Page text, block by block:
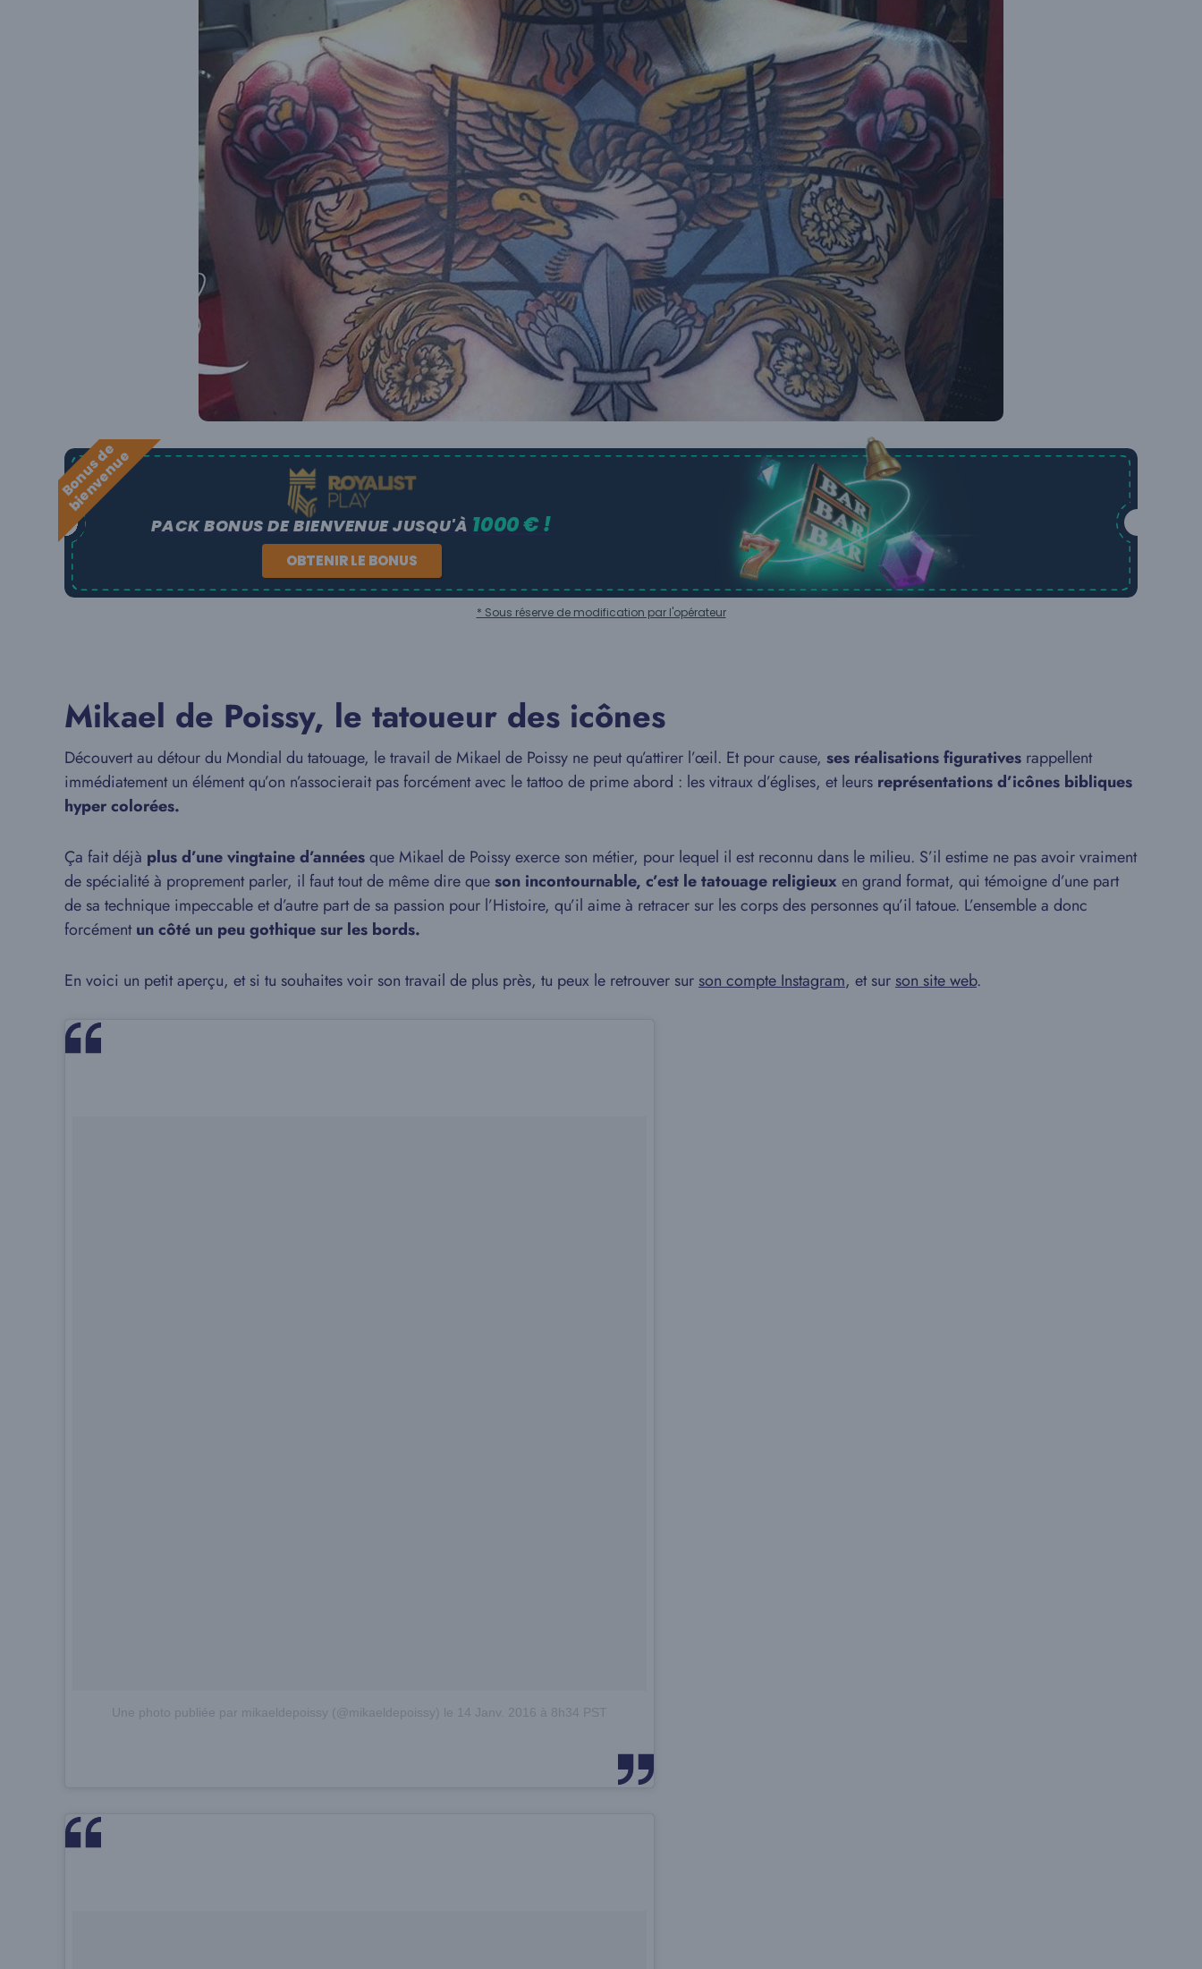
B
o
n
u
s
d
e
b
i
e
n
v
e
n
u
e
PACK BONUS DE BIENVENUE JUSQU'À 1000 € !
OBTENIR LE BONUS
* Sous réserve de modification par l'opérateur
Mikael de Poissy, le tatoueur des icônes
Découvert au détour du Mondial du tatouage, le travail de Mikael de Poissy ne peut qu’attirer l’œil. Et pour cause, ses réalisations figuratives rappellent
immédiatement un élément qu’on n’associerait pas forcément avec le tattoo de prime abord : les vitraux d’églises, et leurs représentations d’icônes bibliques
hyper colorées.
Ça fait déjà plus d’une vingtaine d’annéesque Mikael de Poissy exerce son métier, pour lequel il est reconnu dans le milieu. S’il estime ne pas avoir vraiment
de spécialité à proprement parler, il faut tout de même dire queson incontournable, c’est le tatouage religieux en grand format, qui témoigne d’une part
de sa technique impeccable et d’autre part de sa passion pour l’Histoire, qu’il aime à retracer sur les corps des personnes qu’il tatoue. L’ensemble a donc
forcémentun côté un peu gothique sur les bords.
En voici un petit aperçu, et si tu souhaites voir son travail de plus près, tu peux le retrouver sur son compte Instagram, et sur son site web.
Une photo publiée par mikaeldepoissy (@mikaeldepoissy) le 14 Janv. 2016 à 8h34 PST